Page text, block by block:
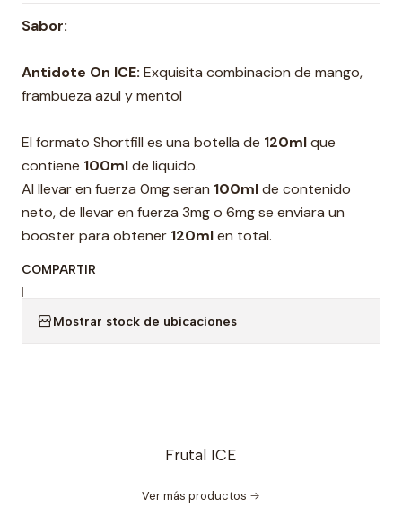
Sabor:
Antidote On ICE: Exquisita combinacion de mango,
frambueza azul y mentol
El formato Shortfill es una botella de 120mlque
contiene 100mlde liquido.
Al llevar en fuerza 0mg seran 100mlde contenido
neto, de llevar en fuerza 3mg o 6mg se enviara un
booster para obtener 120mlen total.
COMPARTIR
|
Mostrar stock de ubicaciones
Frutal ICE
Ver más productos